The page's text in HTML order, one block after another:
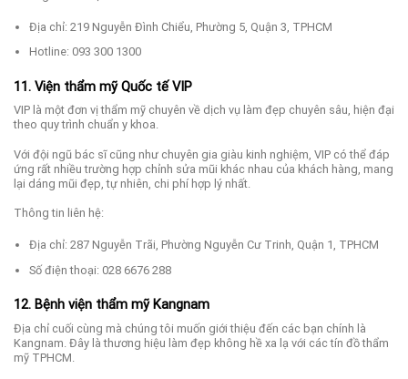
Địa chỉ: 219 Nguyễn Đình Chiểu, Phường 5, Quận 3, TPHCM
Hotline: 093 300 1300
11. Viện thẩm mỹ Quốc tế VIP
VIP là một đơn vị thẩm mỹ chuyên về dịch vụ làm đẹp chuyên sâu, hiện đại
theo quy trình chuẩn y khoa.
Với đội ngũ bác sĩ cũng như chuyên gia giàu kinh nghiệm, VIP có thể đáp
ứng rất nhiều trường hợp chỉnh sửa mũi khác nhau của khách hàng, mang
lại dáng mũi đẹp, tự nhiên, chi phí hợp lý nhất.
Thông tin liên hệ:
Địa chỉ: 287 Nguyễn Trãi, Phường Nguyễn Cư Trinh, Quận 1, TPHCM
Số điện thoại: 028 6676 288
12. Bệnh viện thẩm mỹ Kangnam
Địa chỉ cuối cùng mà chúng tôi muốn giới thiệu đến các bạn chính là
Kangnam. Đây là thương hiệu làm đẹp không hề xa lạ với các tín đồ thẩm
mỹ TPHCM.